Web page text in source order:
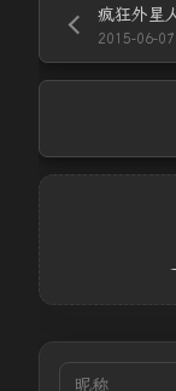
疯狂外星
2015-06-